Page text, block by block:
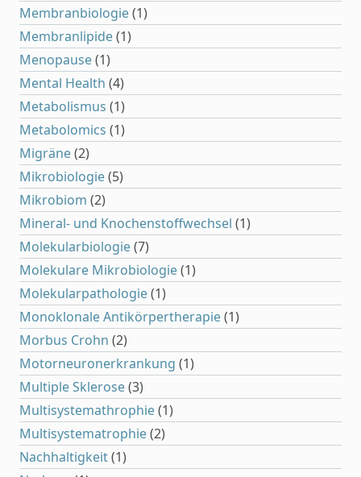
Membranbiologie(1)
Membranlipide(1)
Menopause(1)
Mental Health (4)
Metabolismus (1)
Metabolomics (1)
Migräne(2)
Mikrobiologie(5)
Mikrobiom (2)
Mineral- und Knochenstoffwechsel (1)
Molekularbiologie(7)
Molekulare Mikrobiologie(1)
Molekularpathologie(1)
Monoklonale Antikörpertherapie(1)
Morbus Crohn (2)
Motorneuronerkrankung (1)
Multiple Sklerose(3)
Multisystemathrophie(1)
Multisystematrophie(2)
Nachhaltigkeit(1)